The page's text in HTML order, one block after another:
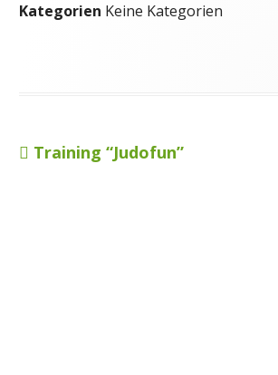
Kategorien Keine Kategorien
Beitragsnavigation
Vorheriger
Training “Judofun”